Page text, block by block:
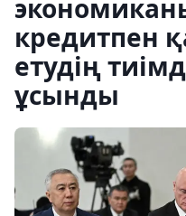
кредитпен
етудің
ұсынды